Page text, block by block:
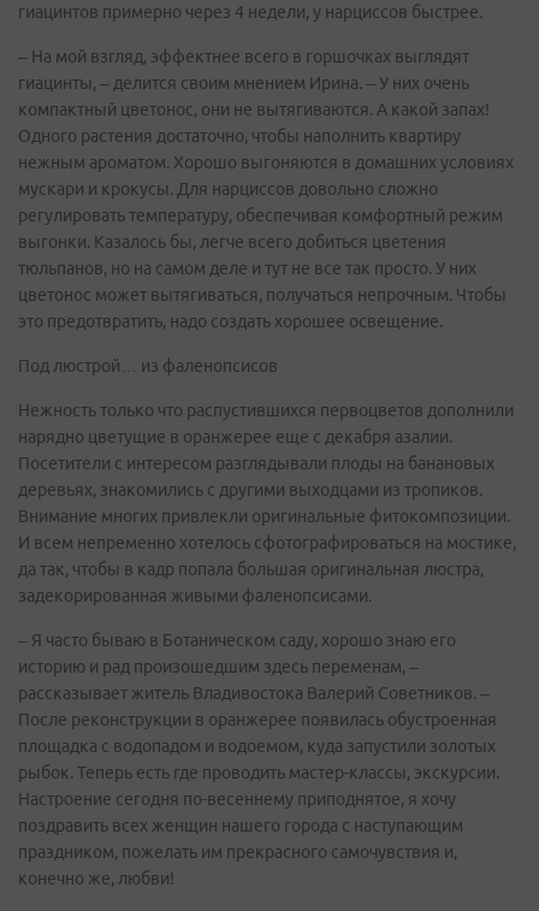
гиацинтов примерно через 4 недели, у нарциссов быстрее.
– На мой взгляд, эффектнее всего в горшочках выглядят
гиацинты, – делится своим мнением Ирина. – У них очень
компактный цветонос, они не вытягиваются. А какой запах!
Одного растения достаточно, чтобы наполнить квартиру
нежным ароматом. Хорошо выгоняются в домашних условиях
мускари и крокусы. Для нарциссов довольно сложно
регулировать температуру, обеспечивая комфортный режим
выгонки. Казалось бы, легче всего добиться цветения
тюльпанов, но на самом деле и тут не все так просто. У них
цветонос может вытягиваться, получаться непрочным. Чтобы
это предотвратить, надо создать хорошее освещение.
Под люстрой… из фаленопсисов
Нежность только что распустившихся первоцветов дополнили
нарядно цветущие в оранжерее еще с декабря азалии.
Посетители с интересом разглядывали плоды на банановых
деревьях, знакомились с другими выходцами из тропиков.
Внимание многих привлекли оригинальные фитокомпозиции.
И всем непременно хотелось сфотографироваться на мостике,
да так, чтобы в кадр попала большая оригинальная люстра,
задекорированная живыми фаленопсисами.
– Я часто бываю в Ботаническом саду, хорошо знаю его
историю и рад произошедшим здесь переменам, –
рассказывает житель Владивостока Валерий Советников. –
После реконструкции в оранжерее появилась обустроенная
площадка с водопадом и водоемом, куда запустили золотых
рыбок. Теперь есть где проводить мастер-классы, экскурсии.
Настроение сегодня по-весеннему приподнятое, я хочу
поздравить всех женщин нашего города с наступающим
праздником, пожелать им прекрасного самочувствия и,
конечно же, любви!